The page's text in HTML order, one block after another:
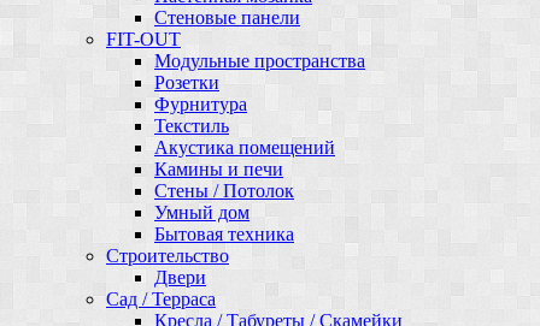
Стеновые панели
FIT-OUT
Модульные пространства
Розетки
Фурнитура
Текстиль
Акустика помещений
Камины и печи
Стены / Потолок
Умный дом
Бытовая техника
Строительство
Двери
Сад / Терраса
Кресла / Табуреты / Скамейки